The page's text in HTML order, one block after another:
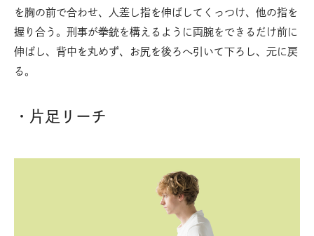
を胸の前で合わせ、人差し指を伸ばしてくっつけ、他の指を
握り合う。刑事が拳銃を構えるように両腕をできるだけ前に
伸ばし、背中を丸めず、お尻を後ろへ引いて下ろし、元に戻
る。
・片足リーチ